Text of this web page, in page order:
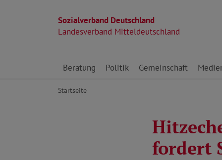
Sozialverband Deutschland
Landesverband Mitteldeutschland
Direkt zu den Inhalten springen
Beratung Politik Gemeinschaft
Startseite
fordert